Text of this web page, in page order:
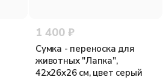
1 400 ₽
Сумка - переноска для
животных "Лапка",
42х26х26 см, цвет серый